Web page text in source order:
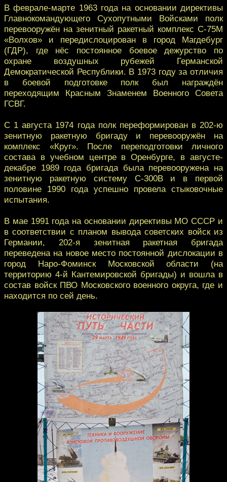
В феврале-марте 1963 года на основании директивы
Главнокомандующего Сухопутными Войсками полк
перевооружён на зенитный ракетный комплекс С-75М
«Волхов» и передислоцирован в город Магдебург
(ГДР), где нёс постоянное боевое дежурство по
охране воздушных рубежей Германской
Демократической Республики. В 1973 году за отличия
в боевой подготовке полк был награждён
переходящим Красным Знаменем Военного Совета
ГСВГ.
С 1 августа 1974 года полк переформирован в 202-ю
зенитную ракетную бригаду и перевооружён на
комплекс «Круг». После переподготовки личного
состава в учебном центре в Оренбурге, в августе-
декабре 1989 года бригада была перевооружена на
зенитную ракетную систему С-300В и в первой
половине 1990 года успешно провела стыковочные
испытания.
В мае 1991 года на основании директивы МО СССР и
в соответствии с планом вывода советских войск из
Германии, 202-я зенитная ракетная бригада
переведена на новое место постоянной дислокации в
город Наро-Фоминск Московской области (на
территорию 4-й Кантемировской бригады) и вошла в
состав войск ПВО Московского военного округа, где и
находится по сей день.